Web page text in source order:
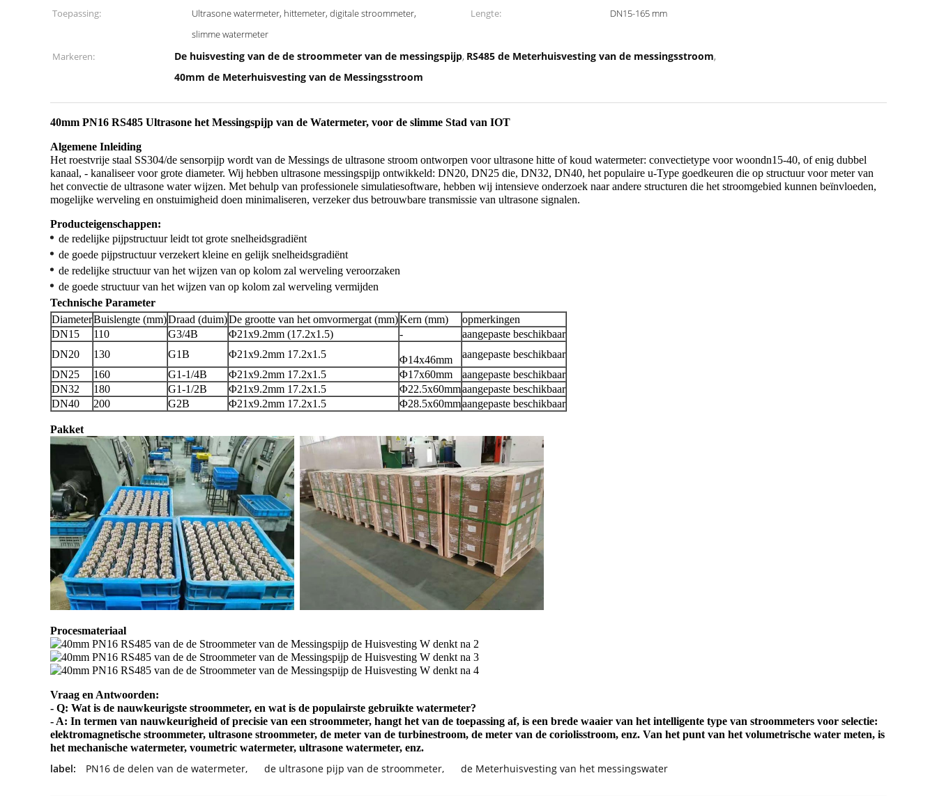
Toepassing:
Ultrasone watermeter, hittemeter, digitale stroommeter,
slimme watermeter
Lengte: DN15-165 mm
Markeren: De huisvesting van de de stroommeter van de messingspijp, RS485 de Meterhuisvesting van de messingsstroom,
40mm de Meterhuisvesting van de Messingsstroom
40mm PN16 RS485 Ultrasone het Messingspijp van de Watermeter, voor de slimme Stad van IOT
Algemene Inleiding
Het roestvrije staal SS304/de sensorpijp wordt van de Messings de ultrasone stroom ontworpen voor ultrasone hitte of koud watermeter: convectietype voor woondn15-40, of enig dubbel
kanaal, - kanaliseer voor grote diameter. Wij hebben ultrasone messingspijp ontwikkeld: DN20, DN25 die, DN32, DN40, het populaire u-Type goedkeuren die op structuur voor meter van
het convectie de ultrasone water wijzen. Met behulp van professionele simulatiesoftware, hebben wij intensieve onderzoek naar andere structuren die het stroomgebied kunnen beïnvloeden,
mogelijke werveling en onstuimigheid doen minimaliseren, verzeker dus betrouwbare transmissie van ultrasone signalen.
Producteigenschappen:
de redelijke pijpstructuur leidt tot grote snelheidsgradiënt
de goede pijpstructuur verzekert kleine en gelijk snelheidsgradiënt
de redelijke structuur van het wijzen van op kolom zal werveling veroorzaken
de goede structuur van het wijzen van op kolom zal werveling vermijden
Technische Parameter
DiameterBuislengte (mm)Draad (duim)De grootte van het omvormergat (mm)Kern (mm)
opmerkingen
DN15
110 G3/4B Φ21x9.2mm (17.2x1.5) -
aangepaste beschikbaar
DN20
130 G1B Φ21x9.2mm 17.2x1.5 Φ14x46mm
aangepaste beschikbaar
DN25
160 G1-1/4B Φ21x9.2mm 17.2x1.5 Φ17x60mm
aangepaste beschikbaar
DN32
180 G1-1/2B Φ21x9.2mm 17.2x1.5 Φ22.5x60mmaangepaste beschikbaar
DN40
200 G2B Φ21x9.2mm 17.2x1.5 Φ28.5x60mmaangepaste beschikbaar
Pakket
Procesmateriaal
Vraag en Antwoorden:
- Q: Wat is de nauwkeurigste stroommeter, en wat is de populairste gebruikte watermeter?
- A: In termen van nauwkeurigheid of precisie van een stroommeter, hangt het van de toepassing af, is een brede waaier van het intelligente type van stroommeters voor selectie:
elektromagnetische stroommeter, ultrasone stroommeter, de meter van de turbinestroom, de meter van de coriolisstroom, enz. Van het punt van het volumetrische water meten, is
het mechanische watermeter, voumetric watermeter, ultrasone watermeter, enz.
label: PN16 de delen van de watermeter, de ultrasone pijp van de stroommeter, de Meterhuisvesting van het messingswater